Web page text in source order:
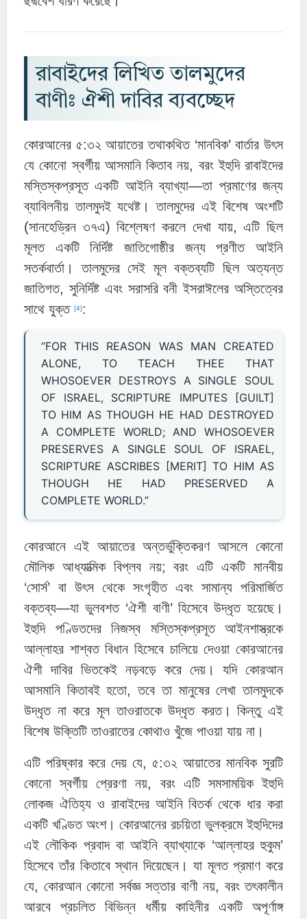
রাবাইদের লিখিত তালমুদের
বাণীঃ ঐশী দাবির ব্যবচ্ছেদ
কোরআনের ৫:৩২ আয়াতের তথাকথিত ‘মানবিক’ বার্তার উৎস
যে কোনো স্বর্গীয় আসমানি কিতাব নয়, বরং ইহুদি রাবাইদের
মস্তিস্কপ্রসূত একটি আইনি ব্যাখ্যা—তা প্রমাণের জন্য
ব্যাবিলনীয় তালমুদই যথেষ্ট। তালমুদের এই বিশেষ অংশটি
(সানহেড্রিন ৩৭এ) বিশ্লেষণ করলে দেখা যায়, এটি ছিল
মূলত একটি নির্দিষ্ট জাতিগোষ্ঠীর জন্য প্রণীত আইনি
সতর্কবার্তা। তালমুদের সেই মূল বক্তব্যটি ছিল অত্যন্ত
জাতিগত, সুনির্দিষ্ট এবং সরাসরি বনী ইসরাঈলের অস্তিত্বের
সাথে যুক্ত [4]:
“FOR THIS REASON WAS MAN CREATED
ALONE, TO TEACH THEE THAT
WHOSOEVER DESTROYS A SINGLE SOUL
OF ISRAEL, SCRIPTURE IMPUTES [GUILT]
TO HIM AS THOUGH HE HAD DESTROYED
A COMPLETE WORLD; AND WHOSOEVER
PRESERVES A SINGLE SOUL OF ISRAEL,
SCRIPTURE ASCRIBES [MERIT] TO HIM AS
THOUGH HE HAD PRESERVED A
COMPLETE WORLD.”
কোরআনে এই আয়াতের অন্তর্ভুক্তিকরণ আসলে কোনো
মৌলিক আধ্যাত্মিক বিপ্লব নয়; বরং এটি একটি মানবীয়
‘সোর্স’ বা উৎস থেকে সংগৃহীত এবং সামান্য পরিমার্জিত
বক্তব্য—যা ভুলবশত ‘ঐশী বাণী’ হিসেবে উদ্ধৃত হয়েছে।
ইহুদি পণ্ডিতদের নিজস্ব মস্তিস্কপ্রসূত আইনশাস্ত্রকে
আল্লাহর শাশ্বত বিধান হিসেবে চালিয়ে দেওয়া কোরআনের
ঐশী দাবির ভিতকেই নড়বড়ে করে দেয়। যদি কোরআন
আসমানি কিতাবই হতো, তবে তা মানুষের লেখা তালমুদকে
উদ্ধৃত না করে মূল তাওরাতকে উদ্ধৃত করত। কিন্তু এই
বিশেষ উক্তিটি তাওরাতের কোথাও খুঁজে পাওয়া যায় না।
এটি পরিষ্কার করে দেয় যে, ৫:৩২ আয়াতের মানবিক সুরটি
কোনো স্বর্গীয় প্রেরণা নয়, বরং এটি সমসাময়িক ইহুদি
লোকজ ঐতিহ্য ও রাবাইদের আইনি বিতর্ক থেকে ধার করা
একটি খণ্ডিত অংশ। কোরআনের রচয়িতা ভুলক্রমে ইহুদিদের
এই লৌকিক প্রবাদ বা আইনি ব্যাখ্যাকে ‘আল্লাহর হুকুম’
হিসেবে তাঁর কিতাবে স্থান দিয়েছেন। যা মূলত প্রমাণ করে
যে, কোরআন কোনো সর্বজ্ঞ সত্তার বাণী নয়, বরং তৎকালীন
আরবে প্রচলিত বিভিন্ন ধর্মীয় কাহিনীর একটি অপূর্ণাঙ্গ